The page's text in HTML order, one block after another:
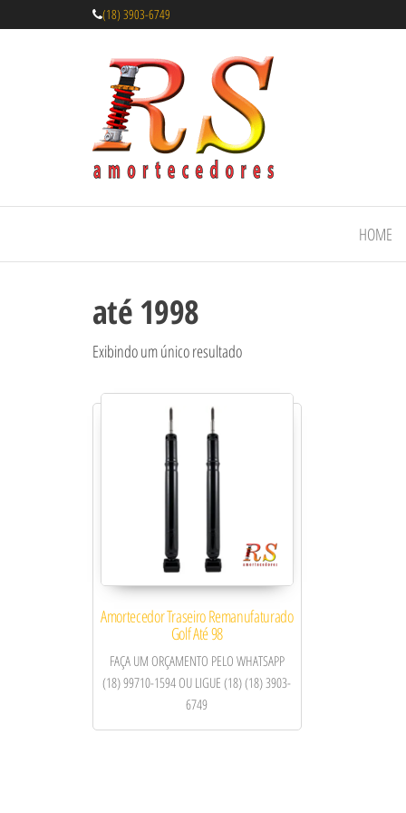
(18) 3903-6749
HOME
até 1998
Exibindo um único resultado
Amortecedor Traseiro Remanufaturado
Golf Até 98
FAÇA UM ORÇAMENTO PELO WHATSAPP
(18) 99710-1594 OU LIGUE (18) (18) 3903-
6749